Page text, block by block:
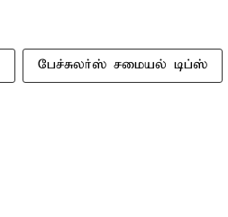
பேச்சுலர்ஸ் சமையல் டிப்ஸ்